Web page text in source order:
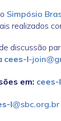
Simpósio
realizados
discussão
cees-l-
em: cees-l
l@sbc.org.br